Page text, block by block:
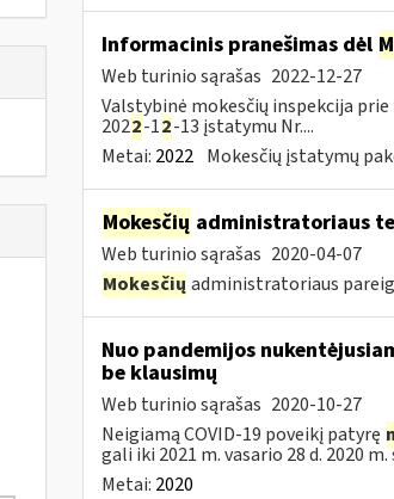
Informacinis pranešimas dėl
Web turinio sąrašas 2022-12-27
Valstybinė mokesčių inspekcija
2022-12-13 įstatymu Nr....
Metai: 2022 Mokesčių įstatymų
Mokesčių administratoriaus
Web turinio sąrašas 2020-04-07
Mokesčių administratoriaus
Nuo pandemijos
be klausimų
Web turinio sąrašas 2020-10-27
Neigiamą COVID-19 poveikį patyrę
gali iki 2021 m. vasario 28 d. 2020 m.
Metai: 2020